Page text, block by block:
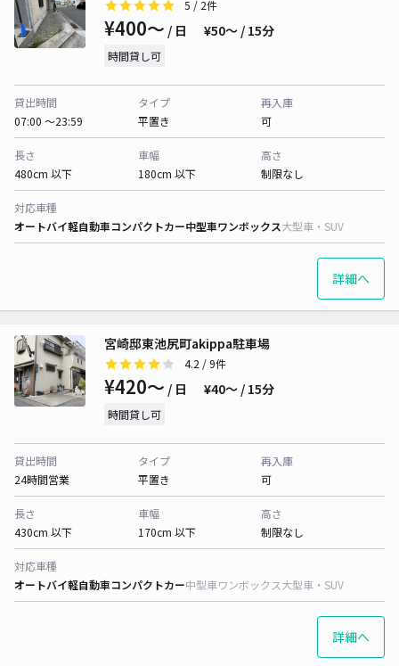
5 / 2件
¥400〜 / 日 ¥50〜 / 15分
時間貸し可
貸出時間
07:00 〜23:59
タイプ
平置き
再入庫
可
長さ
480cm 以下
車幅
180cm 以下
高さ
制限なし
対応車種
オートバイ軽自動車コンパクトカー中型車ワンボックス大型車・SUV
詳細へ
宮崎邸東池尻町akippa駐車場
4.2 / 9件
¥420〜 / 日 ¥40〜 / 15分
時間貸し可
貸出時間
24時間営業
タイプ
平置き
再入庫
可
長さ
430cm 以下
車幅
170cm 以下
高さ
制限なし
対応車種
オートバイ軽自動車コンパクトカー中型車ワンボックス大型車・SUV
詳細へ